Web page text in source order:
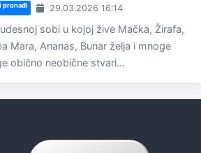
pronađi 29.03.2026 16:14
sobi u kojoj žive Mačka, Žirafa,
Mara, Ananas, Bunar želja i mnoge
obično neobične stvari...